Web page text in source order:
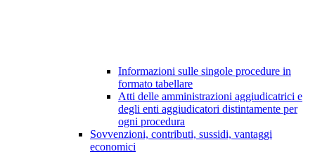
Informazioni sulle singole procedure in
formato tabellare
Atti delle amministrazioni aggiudicatrici e
degli enti aggiudicatori distintamente per
ogni procedura
Sovvenzioni, contributi, sussidi, vantaggi
economici